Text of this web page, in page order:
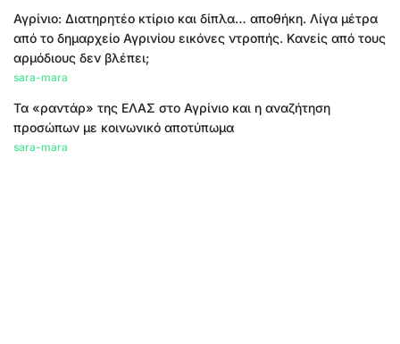
Αγρίνιο: Διατηρητέο κτίριο και δίπλα… αποθήκη. Λίγα μέτρα
από το δημαρχείο Αγρινίου εικόνες ντροπής. Κανείς από τους
αρμόδιους δεν βλέπει;
sara-mara
Τα «ραντάρ» της ΕΛΑΣ στο Αγρίνιο και η αναζήτηση
προσώπων με κοινωνικό αποτύπωμα
sara-mara